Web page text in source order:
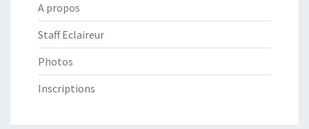
A propos
Staff Eclaireur
Photos
Inscriptions